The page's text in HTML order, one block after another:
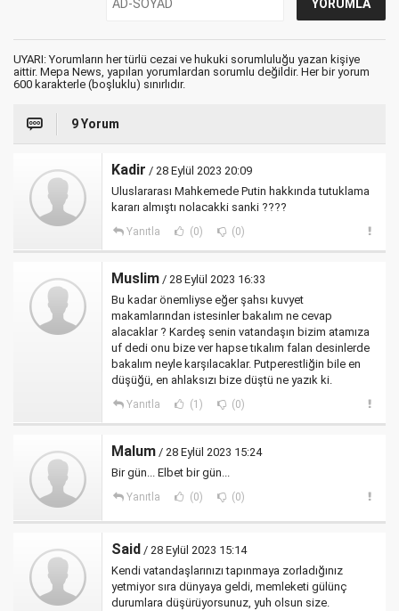
UYARI: Yorumların her türlü cezai ve hukuki sorumluluğu yazan kişiye
aittir. Mepa News, yapılan yorumlardan sorumlu değildir. Her bir yorum
600 karakterle (boşluklu) sınırlıdır.
9 Yorum
Kadir / 28 Eylül 2023 20:09
Uluslararası Mahkemede Putin hakkında tutuklama
kararı almıştı nolacakki sanki ????
Yanıtla (0) (0)
Muslim / 28 Eylül 2023 16:33
Bu kadar önemliyse eğer şahsı kuvyet
makamlarından istesinler bakalım ne cevap
alacaklar ? Kardeş senin vatandaşın bizim atamıza
uf dedi onu bize ver hapse tıkalım falan desinlerde
bakalım neyle karşılacaklar. Putperestliğin bile en
düşüğü, en ahlaksızı bize düştü ne yazık ki.
Yanıtla (1) (0)
Malum / 28 Eylül 2023 15:24
Bir gün... Elbet bir gün...
Yanıtla (0) (0)
Said / 28 Eylül 2023 15:14
Kendi vatandaşlarınızı tapınmaya zorladığınız
yetmiyor sıra dünyaya geldi, memleketi gülünç
durumlara düşürüyorsunuz, yuh olsun size.